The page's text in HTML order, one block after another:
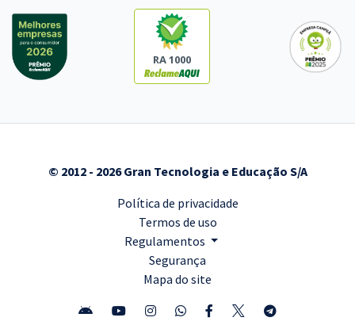
RA 1000
© 2012 - 2026 Gran Tecnologia e Educação S/A
Política de privacidade
Termos de uso
Regulamentos
Segurança
Mapa do site